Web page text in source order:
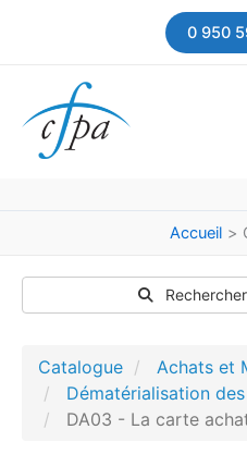
0 950
Accueil
Catalogue
Achats et
Dématérialisation
DA03 - La carte